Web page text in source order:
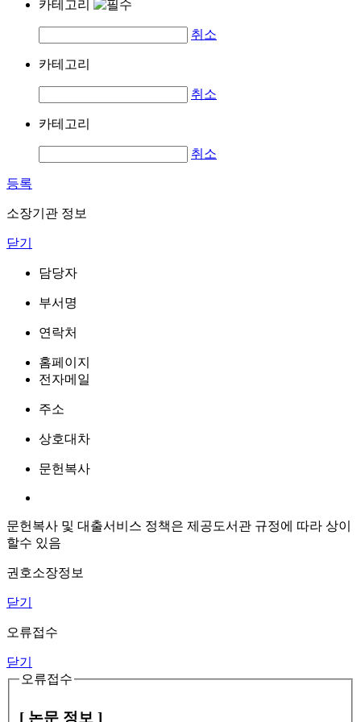
카테고리
취소
카테고리
취소
카테고리
취소
등록
소장기관 정보
닫기
담당자
부서명
연락처
홈페이지
전자메일
주소
상호대차
문헌복사
문헌복사 및 대출서비스 정책은 제공도서관 규정에 따라 상이
할수 있음
권호소장정보
닫기
오류접수
닫기
오류접수
[ 논문 정보 ]